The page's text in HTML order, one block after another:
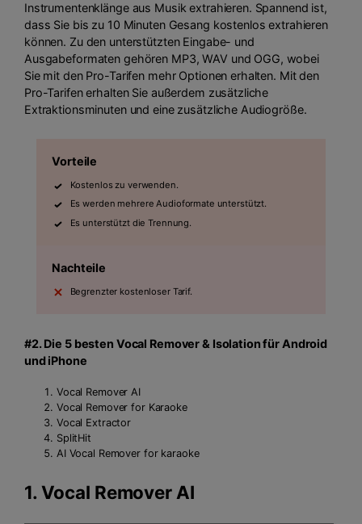
Instrumentenklänge aus Musik extrahieren. Spannend ist,
dass Sie bis zu 10 Minuten Gesang kostenlos extrahieren
können. Zu den unterstützten Eingabe- und
Ausgabeformaten gehören MP3, WAV und OGG, wobei
Sie mit den Pro-Tarifen mehr Optionen erhalten. Mit den
Pro-Tarifen erhalten Sie außerdem zusätzliche
Extraktionsminuten und eine zusätzliche Audiogröße.
Vorteile
Kostenlos zu verwenden.
Es werden mehrere Audioformate unterstützt.
Es unterstützt die Trennung.
Nachteile
Begrenzter kostenloser Tarif.
#2. Die 5 besten Vocal Remover & Isolation für Android
und iPhone
Vocal Remover AI
Vocal Remover for Karaoke
Vocal Extractor
SplitHit
AI Vocal Remover for karaoke
1. Vocal Remover AI